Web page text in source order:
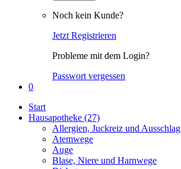
Noch kein Kunde?
Jetzt Registrieren
Probleme mit dem Login?
Passwort vergessen
0
Start
Hausapotheke (27)
Allergien, Juckreiz und Ausschlag
Atemwege
Auge
Blase, Niere und Harnwege